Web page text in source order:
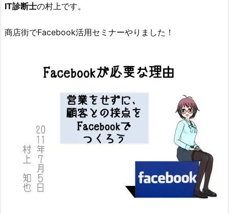
IT診断士の村上です。
商店街でFacebook活用セミナーやりました！